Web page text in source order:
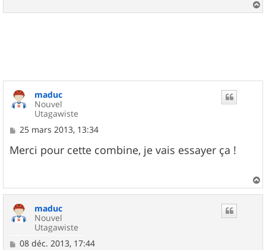
a
maduc
Nouvel
Utagawiste
M
s
s
e
25 mars 2013, 13:34
Merci pour cette combine, je vais essayer ça !
a
maduc
Nouvel
Utagawiste
M
08 déc. 2013, 17:44